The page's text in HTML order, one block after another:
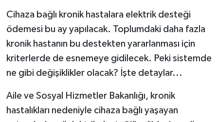
Cihaza bağlı kronik hastalara elektrik desteği
ödemesi bu ay yapılacak. Toplumdaki daha fazla
kronik hastanın bu destekten yararlanması için
kriterlerde de esnemeye gidilecek. Peki sistemde
ne gibi değişiklikler olacak? İşte detaylar...
Aile ve Sosyal Hizmetler Bakanlığı, kronik
hastalıkları nedeniyle cihaza bağlı yaşayan